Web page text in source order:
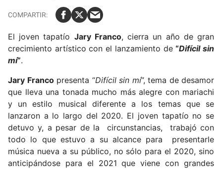
El joven tapatío Jary Franco, cierra un año de gran
crecimiento artístico con el lanzamiento de“Difícil sin
mí”.
Jary Francopresenta “Difícil sin mí”, tema de desamor
que lleva una tonada mucho más alegre con mariachi
y un estilo musical diferente a los temas que se
lanzaron a lo largo del 2020. El joven tapatío no se
detuvo y, a pesar de la circunstancias, trabajó con
todo lo que estuvo a su alcance para presentarle
música nueva a su público, no sólo para el 2020, sino
anticipándose para el 2021 que viene con grandes